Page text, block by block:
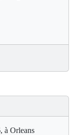
à Orleans